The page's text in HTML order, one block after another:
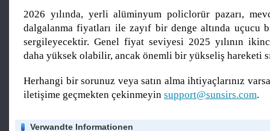
2026 yılında, yerli alüminyum policlorür pazarı,
dalgalanma fiyatları ile zayıf bir denge altında uçucu
sergileyecektir. Genel fiyat seviyesi 2025 yılının
daha yüksek olabilir, ancak önemli bir yükseliş hareketi
Herhangi bir sorunuz veya satın alma ihtiyaçlarınız
iletişime geçmekten çekinmeyin support@sunsirs.com.
Verwandte Informationen